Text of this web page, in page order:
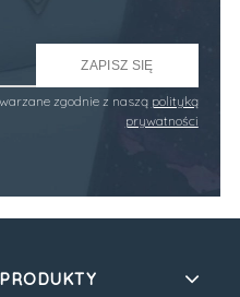
ZAPISZ SIĘ
zgodnie z naszą polityką
prywatności